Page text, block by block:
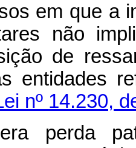
em que a
não
de
nº 14.230,
perda